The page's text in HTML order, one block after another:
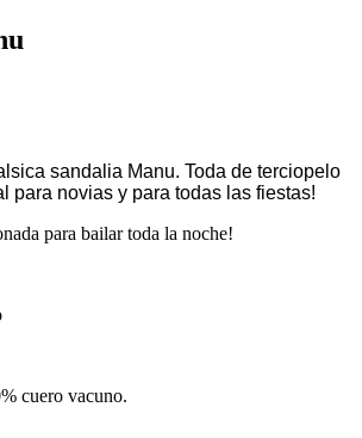
sandalia Manu. Toda de terciopelo
para novias y para todas las fiestas!
para bailar toda la noche!
cuero vacuno.